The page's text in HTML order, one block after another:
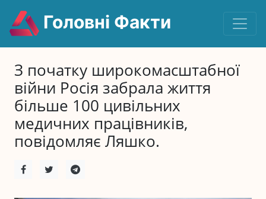
Головні Факти
З початку широкомасштабної
війни Росія забрала життя
більше 100 цивільних
медичних працівників,
повідомляє Ляшко.